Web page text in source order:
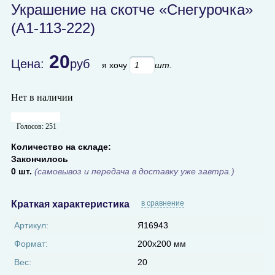
Украшение на скотче «Снегурочка»
(A1-113-222)
Цена: 20руб я хочу шт.
Нет в наличии
Голосов: 251
Количество на складе:
Закончилось
0 шт. (самовывоз и передача в доставку уже завтра.)
Краткая характеристика в сравнение
Артикул:
Я16943
Формат:
200х200 мм
Вес:
20